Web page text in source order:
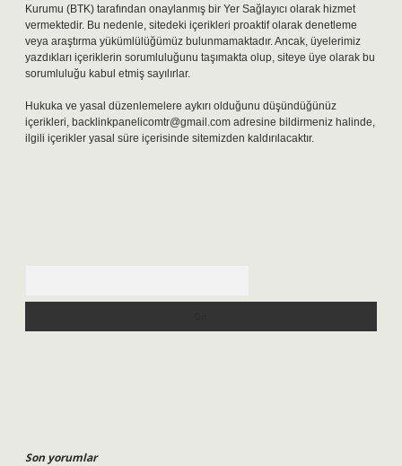
Kurumu (BTK) tarafından onaylanmış bir Yer Sağlayıcı olarak hizmet
vermektedir. Bu nedenle, sitedeki içerikleri proaktif olarak denetleme
veya araştırma yükümlülüğümüz bulunmamaktadır. Ancak, üyelerimiz
yazdıkları içeriklerin sorumluluğunu taşımakta olup, siteye üye olarak bu
sorumluluğu kabul etmiş sayılırlar.
Hukuka ve yasal düzenlemelere aykırı olduğunu düşündüğünüz
içerikleri, backlinkpanelicomtr@gmail.com adresine bildirmeniz halinde,
ilgili içerikler yasal süre içerisinde sitemizden kaldırılacaktır.
Son yorumlar